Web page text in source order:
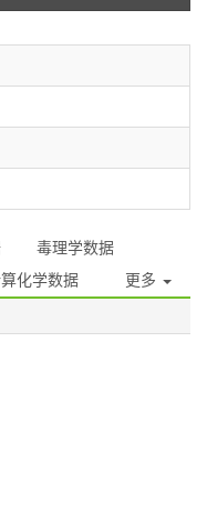
毒理学数据
化学数据 更多